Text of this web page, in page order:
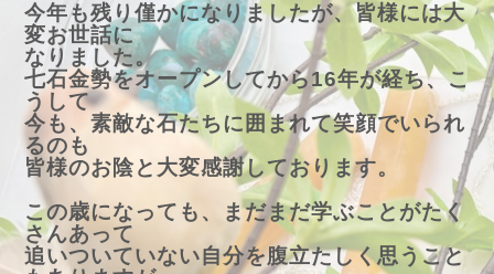
今年も残り僅かになりましたが、皆様には大
変お世話に
なりました。
七石金勢をオープンしてから16年が経ち、こ
うして
今も、素敵な石たちに囲まれて笑顔でいられ
るのも
皆様のお陰と大変感謝しております。
この歳になっても、まだまだ学ぶことがたく
さんあって
追いついていない自分を腹立たしく思うこと